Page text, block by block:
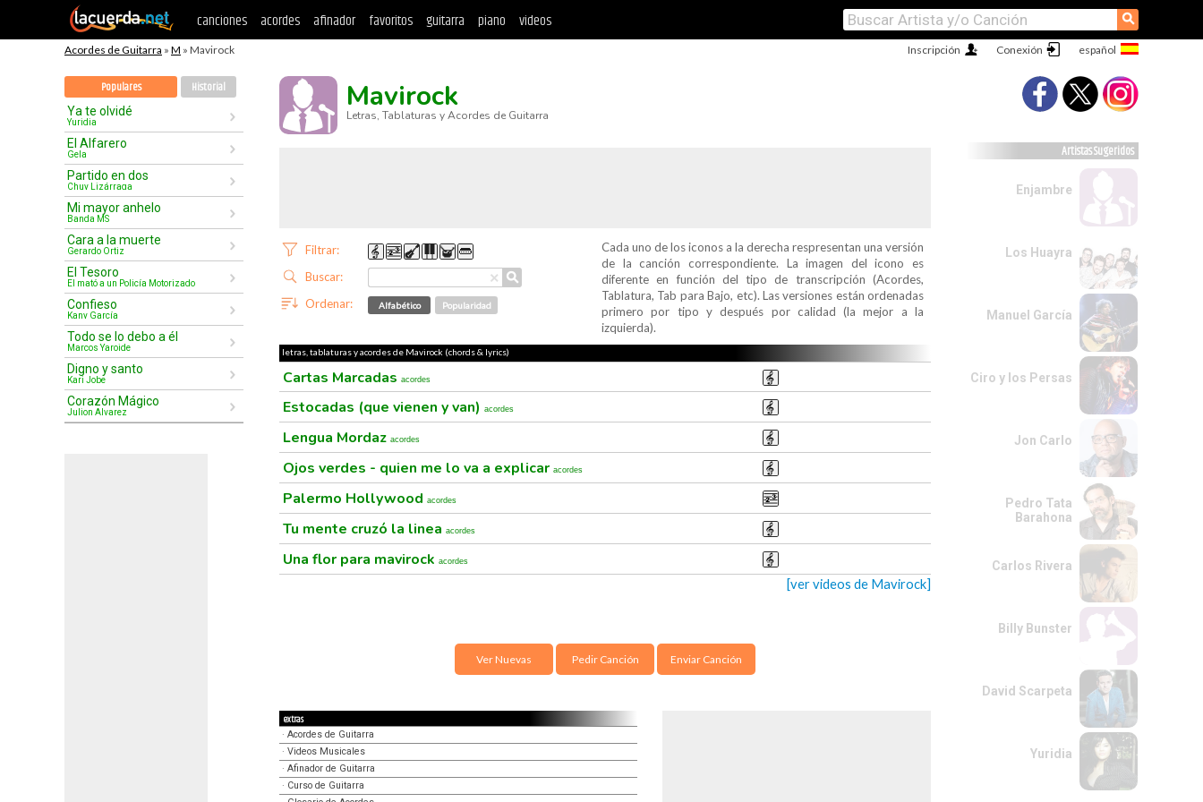
canciones acordes afinador favoritos guitarra piano videos ⚲
Acordes de Guitarra » M » Mavirock Conexión
Inscripción
Populares Historial
Ya te olvidé
Yuridia
El Alfarero
Gela
Partido en dos
Chuy Lizárraga
Mi mayor anhelo
Banda MS
Cara a la muerte
Gerardo Ortiz
El Tesoro
El mató a un Policía Motorizado
Confieso
Kany García
Todo se lo debo a él
Marcos Yaroide
Digno y santo
Kari Jobe
Corazón Mágico
Julion Alvarez
Mavirock
Letras, Tablaturas y Acordes de Guitarra
Filtrar:
×
Buscar: ⚲
Ordenar: Alfabético Popularidad
Cada uno de los iconos a la derecha respresentan una versión
de la canción correspondiente. La imagen del icono es
diferente en función del tipo de transcripción (Acordes,
Tablatura, Tab para Bajo, etc). Las versiones están ordenadas
primero por tipo y después por calidad (la mejor a la
izquierda).
letras, tablaturas y acordes de Mavirock (chords & lyrics)
Cartas Marcadas acordes
Estocadas (que vienen y van) acordes
Lengua Mordaz acordes
Ojos verdes - quien me lo va a explicar acordes
Palermo Hollywood acordes
Tu mente cruzó la linea acordes
Una flor para mavirock acordes
[ver videos de Mavirock]
Ver Nuevas Pedir Canción Enviar Canción
extras
· Acordes de Guitarra
· Videos Musicales
· Afinador de Guitarra
· Curso de Guitarra
Artistas Sugeridos
Enjambre
Los Huayra
Manuel García
Ciro y los Persas
Jon Carlo
Pedro Tata
Barahona
Carlos Rivera
Billy Bunster
David Scarpeta
Yuridia